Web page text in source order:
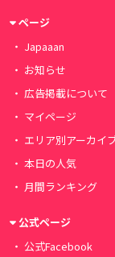
ページ
Japaaan
お知らせ
広告掲載について
マイページ
エリア別アーカイ
本日の人気
月間ランキング
公式ページ
公式Facebook